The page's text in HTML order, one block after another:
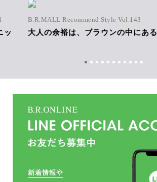
ッ
B.R.MALL Recommend Style Vol.143
大人の余裕は、ブラウンの中にある